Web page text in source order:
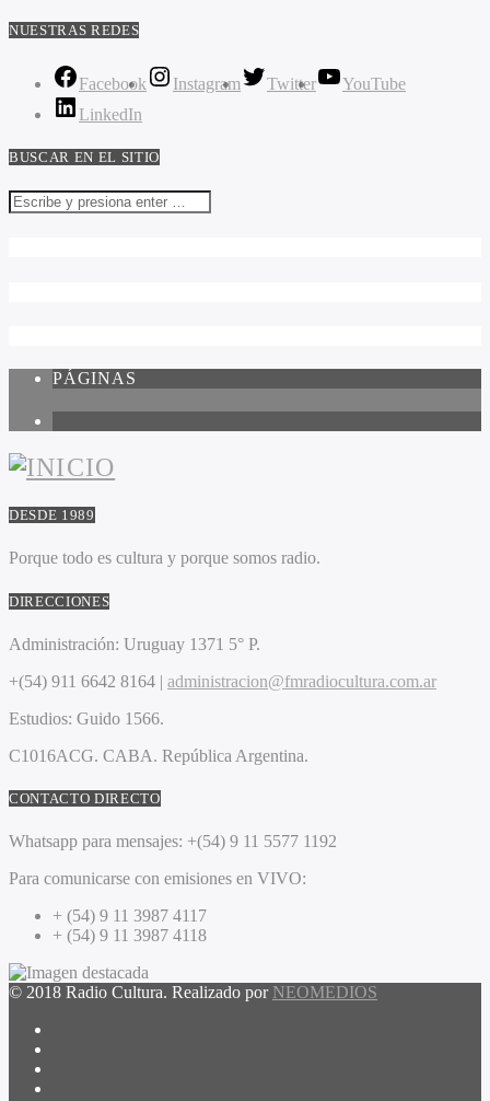
NUESTRAS REDES
Facebook Instagram Twitter
YouTube
LinkedIn
BUSCAR EN EL SITIO
PÁGINAS
DESDE 1989
Porque todo es cultura y porque somos radio.
DIRECCIONES
Administración: Uruguay 1371 5° P.
+(54) 911 6642 8164 | administracion@fmradiocultura.com.ar
Estudios: Guido 1566.
C1016ACG. CABA. República Argentina.
CONTACTO DIRECTO
Whatsapp para mensajes: +(54) 9 11 5577 1192
Para comunicarse con emisiones en VIVO:
+ (54) 9 11 3987 4117
+ (54) 9 11 3987 4118
© 2018 Radio Cultura. Realizado por NEOMEDIOS